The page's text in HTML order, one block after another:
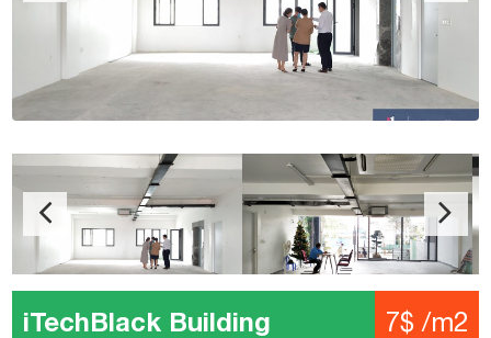
iTechBlack Building 7$ /m2